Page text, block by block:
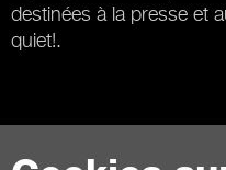
destinées à la presse et
quiet!.